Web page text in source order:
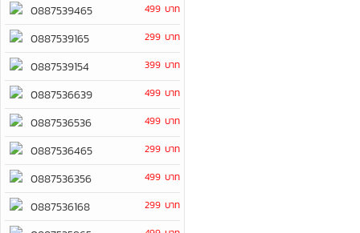
0887539465 499 บาท
0887539165 299 บาท
0887539154 399 บาท
0887536639 499 บาท
0887536536 499 บาท
0887536465 299 บาท
0887536356 499 บาท
0887536168 299 บาท